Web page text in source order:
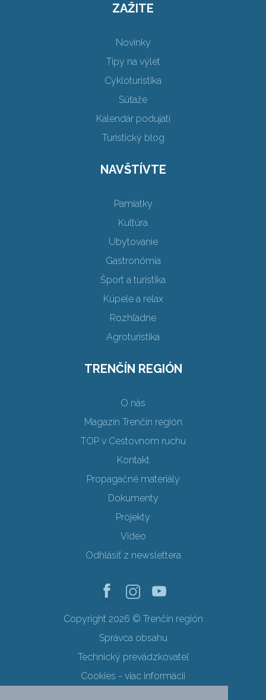
ZAŽITE
Novinky
Tipy na výlet
Cykloturistika
Súťaže
Kalendár podujatí
Turistický blog
NAVŠTÍVTE
Pamiatky
Kultúra
Ubytovanie
Gastronómia
Šport a turistika
Kúpele a relax
Rozhľadne
Agroturistika
TRENČÍN REGIÓN
O nás
Magazín Trenčín región
TOP v Cestovnom ruchu
Kontakt
Propagačné materiály
Dokumenty
Projekty
Video
Odhlásiť z newslettera
Copyright 2026 © Trenčín región
Správca obsahu
Technický prevádzkovateľ
Cookies - viac informácií